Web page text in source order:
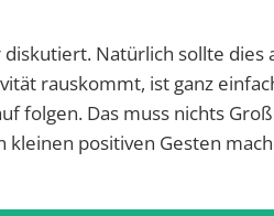
Natürlich sollte
rauskommt, ist ganz
folgen. Das muss nichts
positiven Gesten